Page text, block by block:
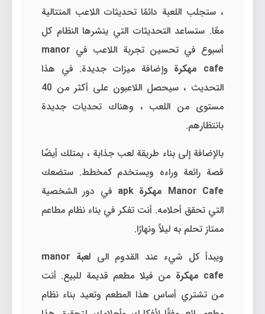
، ستجلب اللعبة دائمًا تحديثات اللاعب المتتالية
معًا. ستساعد التحديثات التي ينشرها النظام كل
أسبوع في تحسين تجربة اللاعب في manor
cafe مهكرة
وإضافة ميزات جديدة. في هذا
التحديث ، سيحصل اللاعبون على أكثر من 40
مستوى من اللعب ، وهناك تحديات جديدة
بانتظارهم.
بالإضافة إلى بناء طريقة لعب جذابة ، يمتلك أيضًا
قصة رائعة وراءه ويستخدم كمخطط. ستضعك
Manor Cafe مهكرة
apk في دور الشخصية
التي تحقق أحلامه. أنت تفكر في بناء نظام مطاعم
ممتاز تحلم به ليلاً ونهارًا.
ويبدأ كل شيء عند القدوم الى
لعبة manor
cafe مهكرة
من فيلا مطعم قديمة للبيع. أنت
من تشتري أساس هذا المطعم وتعيد بناء نظام